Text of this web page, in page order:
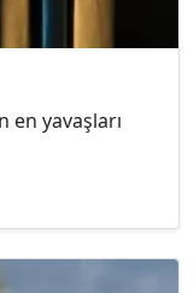
en yavaşları